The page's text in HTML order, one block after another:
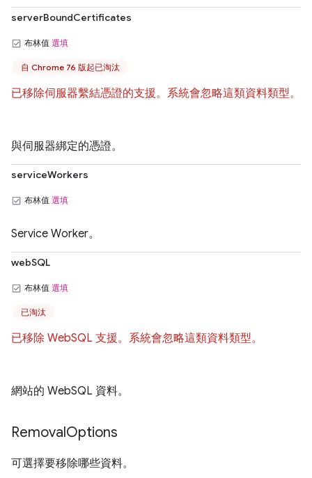
serverBoundCertificates
布林值 選填
自 Chrome 76 版起已淘汰
已移除伺服器繫結憑證的支援。系統會忽略這類資料類型。
與伺服器綁定的憑證。
serviceWorkers
布林值 選填
Service Worker。
webSQL
布林值 選填
已淘汰
已移除 WebSQL 支援。系統會忽略這類資料類型。
網站的 WebSQL 資料。
RemovalOptions
可選擇要移除哪些資料。